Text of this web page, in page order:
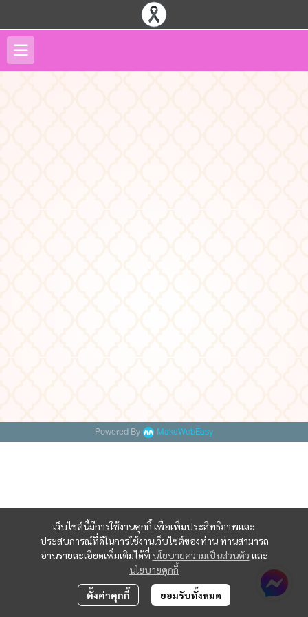
เว็บไซต์นี้มีการใช้งานคุกกี้ เพื่อเพิ่มประสิทธิภาพและ
ประสบการณ์ที่ดีในการใช้งานเว็บไซต์ของท่าน ท่านสามารถ
อ่านรายละเอียดเพิ่มเติมได้ที่ นโยบายความเป็นส่วนตัว และ
นโยบายคุกกี้
ตั้งค่าคุกกี้ ยอมรับทั้งหมด
Powered By MakeWebEasy